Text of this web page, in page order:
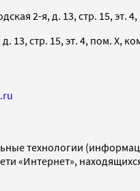
2-я, д. 13, стр. 15, эт.
13, стр. 15, эт. 4, пом. X,
технологии
«Интернет»,